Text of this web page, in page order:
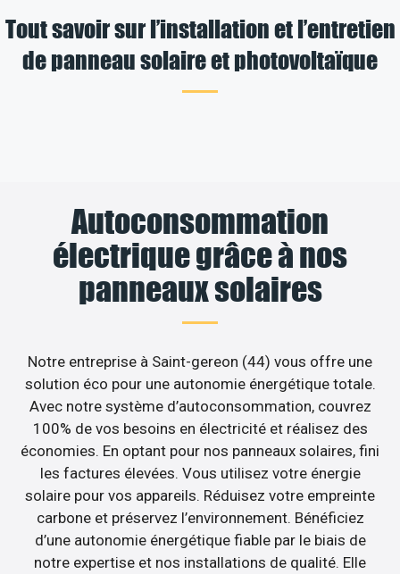
Tout savoir sur l’installation et l’entretien
de panneau solaire et photovoltaïque
Autoconsommation
électrique grâce à nos
panneaux solaires
Notre entreprise à Saint-gereon (44) vous offre une
solution éco pour une autonomie énergétique totale.
Avec notre système d’autoconsommation, couvrez
100% de vos besoins en électricité et réalisez des
économies. En optant pour nos panneaux solaires, fini
les factures élevées. Vous utilisez votre énergie
solaire pour vos appareils. Réduisez votre empreinte
carbone et préservez l’environnement. Bénéficiez
d’une autonomie énergétique fiable par le biais de
notre expertise et nos installations de qualité. Elle